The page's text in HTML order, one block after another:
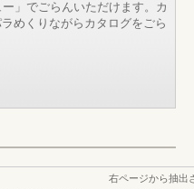
」でごらんいただけます。カ
めくりながらカタログをごら
右ページから抽出